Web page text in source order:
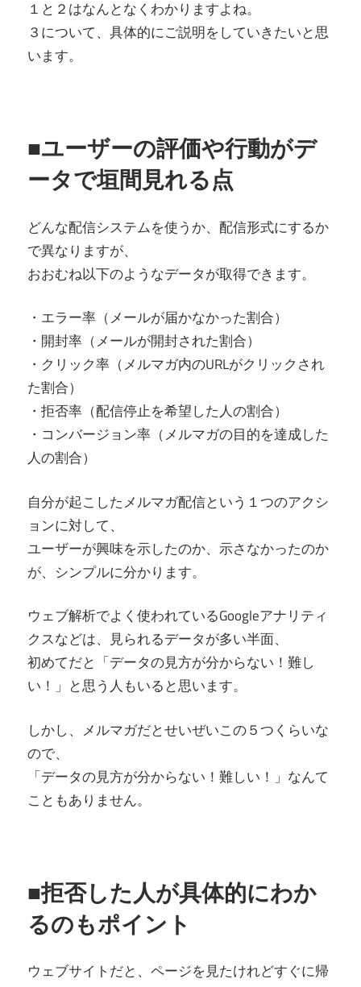
１と２はなんとなくわかりますよね。
３について、具体的にご説明をしていきたいと思
います。
■ユーザーの評価や行動がデ
ータで垣間見れる点
どんな配信システムを使うか、配信形式にするか
で異なりますが、
おおむね以下のようなデータが取得できます。
・エラー率（メールが届かなかった割合）
・開封率（メールが開封された割合）
・クリック率（メルマガ内のURLがクリックされ
た割合）
・拒否率（配信停止を希望した人の割合）
・コンバージョン率（メルマガの目的を達成した
人の割合）
自分が起こしたメルマガ配信という１つのアクシ
ョンに対して、
ユーザーが興味を示したのか、示さなかったのか
が、シンプルに分かります。
ウェブ解析でよく使われているGoogleアナリティ
クスなどは、見られるデータが多い半面、
初めてだと「データの見方が分からない！難し
い！」と思う人もいると思います。
しかし、メルマガだとせいぜいこの５つくらいな
ので、
「データの見方が分からない！難しい！」なんて
こともありません。
■拒否した人が具体的にわか
るのもポイント
ウェブサイトだと、ページを見たけれどすぐに帰